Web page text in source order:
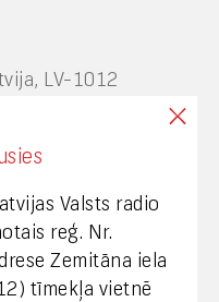
Valsts radio
reģ. Nr.
Zemitāna iela
tīmekļa vietnē
LV-1012
administrators: